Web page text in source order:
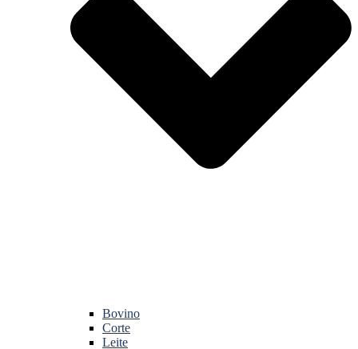
Bovino
Corte
Leite